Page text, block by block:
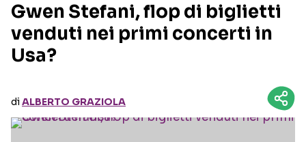
RECENSIONI MUSICALI
INTERVISTE
GOSSIP E CURIOSITÀ
TESTI CANZONI
TOUR ED EVENTI
Gwen Stefani, flop di biglietti
venduti nei primi concerti in
Usa?
diALBERTO GRAZIOLA